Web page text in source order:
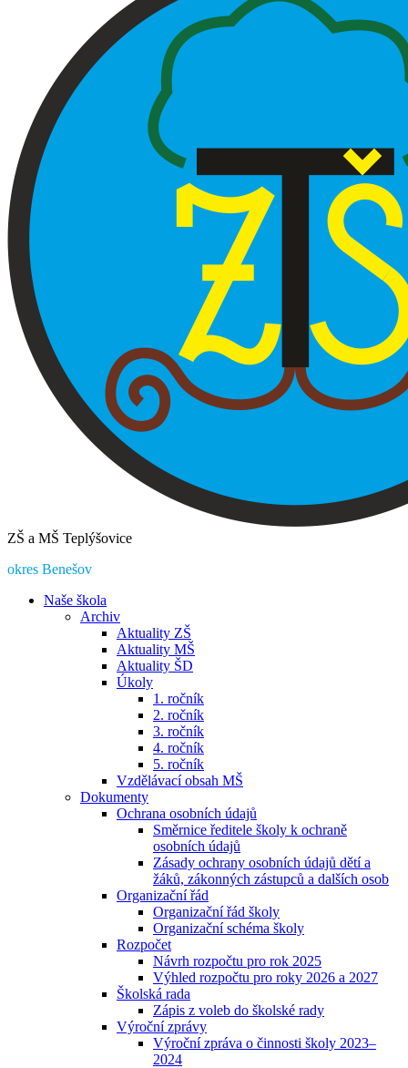
ZŠ a MŠ Teplýšovice
okres Benešov
Naše škola
Archiv
Aktuality ZŠ
Aktuality MŠ
Aktuality ŠD
Úkoly
1. ročník
2. ročník
3. ročník
4. ročník
5. ročník
Vzdělávací obsah MŠ
Dokumenty
Ochrana osobních údajů
Směrnice ředitele školy k ochraně
osobních údajů
Zásady ochrany osobních údajů dětí a
žáků, zákonných zástupců a dalších osob
Organizační řád
Organizační řád školy
Organizační schéma školy
Rozpočet
Návrh rozpočtu pro rok 2025
Výhled rozpočtu pro roky 2026 a 2027
Školská rada
Zápis z voleb do školské rady
Výroční zprávy
Výroční zpráva o činnosti školy 2023–
2024